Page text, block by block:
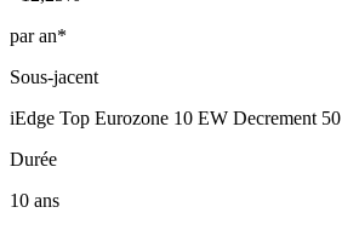
par an*
Sous-jacent
iEdge Top Eurozone 10 EW Decrement 50
Durée
10 ans